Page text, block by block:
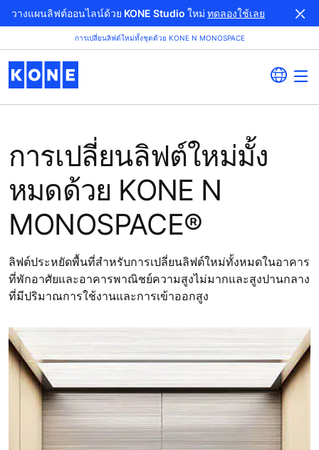
วางแผนลิฟต์ออนไลน์ด้วย KONE Studio ใหม่ ทดลองใช้เลย
การเปลี่ยนลิฟต์ใหม่ทั้งชุดด้วย KONE N MONOSPACE
การเปลี่ยนลิฟต์ใหม่มั้ง
หมดด้วย KONE N
MONOSPACE®
ลิฟต์ประหยัดพื้นที่สำหรับการเปลี่ยนลิฟต์ใหม่ทั้งหมดในอาคาร
ที่พักอาศัยและอาคารพาณิชย์ความสูงไม่มากและสูงปานกลาง
ที่มีปริมาณการใช้งานและการเข้าออกสูง